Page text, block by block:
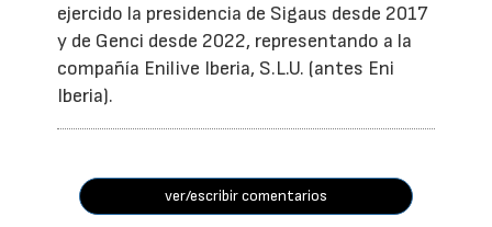
ejercido la presidencia de Sigaus desde 2017
y de Genci desde 2022, representando a la
compañía Enilive Iberia, S.L.U. (antes Eni
Iberia).
ver/escribir comentarios